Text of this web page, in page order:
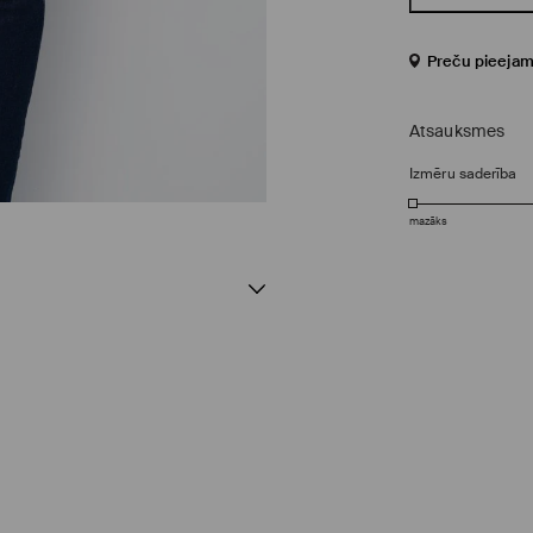
Preču
Atsauksmes
Izmēru saderība
mazāks